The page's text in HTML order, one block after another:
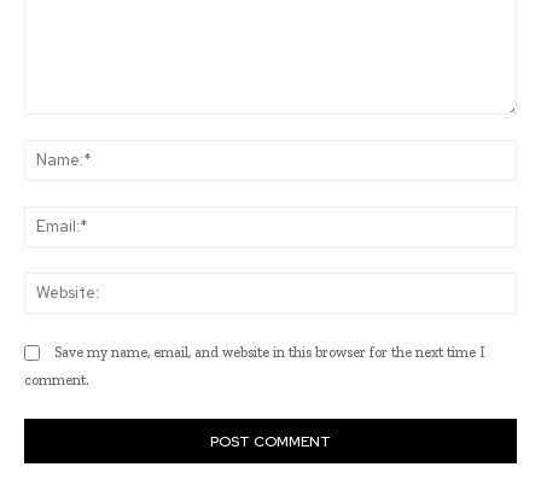
Save my name, email, and website in this browser for the next time I
comment.